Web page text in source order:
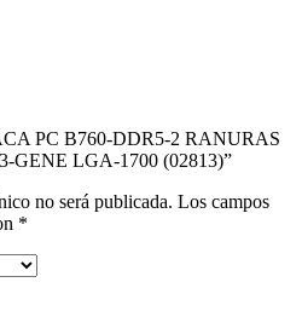
PC B760-DDR5-2 RANURAS
GENE LGA-1700 (02813)”
no será publicada. Los campos
*